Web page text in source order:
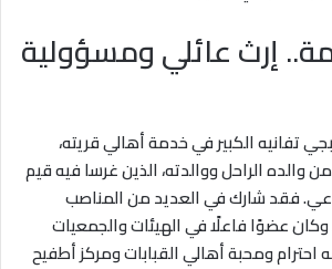
إرث عائلي ومسؤولية
تفانيه الكبير في خدمة أهالي قريته،
والده الراحل ووالدته، الذين غرسا فيه قيم
فقد شارك في العديد من المناصب
عضوًا فاعلًا في الهيئات والجمعيات
احترام ومحبة أهالي القبابات ومركز أطفيح